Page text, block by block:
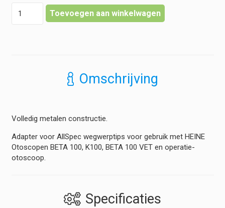
Toevoegen aan winkelwagen
Omschrijving
Volledig metalen constructie.
Adapter voor AllSpec wegwerptips voor gebruik met HEINE
Otoscopen BETA 100, K100, BETA 100 VET en operatie-
otoscoop.
Specificaties